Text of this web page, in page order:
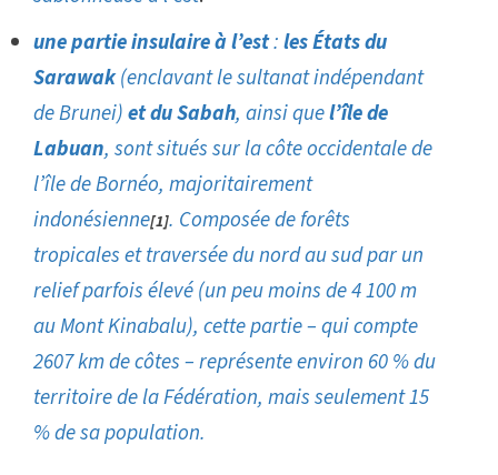
une partie insulaire à l’est:les États du
Sarawak(enclavant le sultanat indépendant
de Brunei)et du Sabah, ainsi quel’île de
Labuan, sont situés sur la côte occidentale de
l’île de Bornéo, majoritairement
indonésienne[1]. Composée de forêts
tropicales et traversée du nord au sud par un
relief parfois élevé (un peu moins de 4 100 m
au Mont Kinabalu), cette partie –qui compte
2607 km de côtes –représente environ 60 % du
territoire de la Fédération, mais seulement 15
% de sa population.